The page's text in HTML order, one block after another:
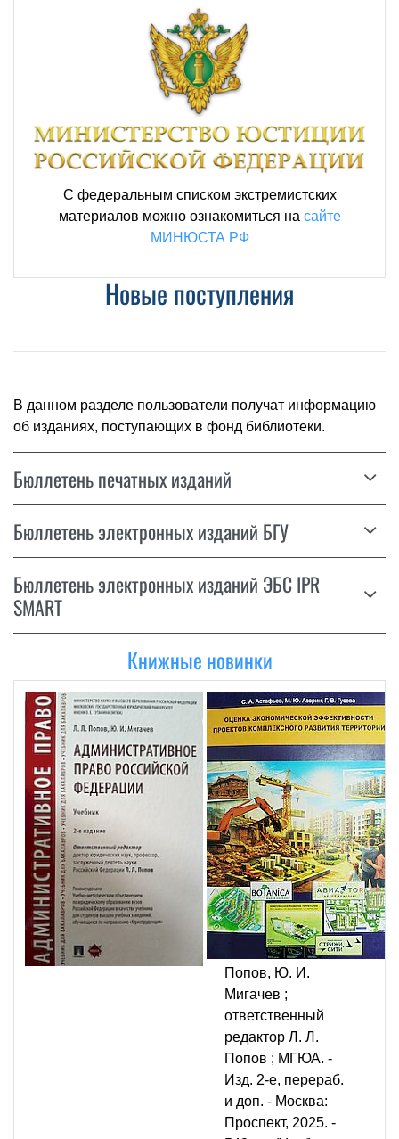
С федеральным списком экстремистских
материалов можно ознакомиться на сайте
МИНЮСТА РФ
Новые поступления
В данном разделе пользователи получат информацию
об изданиях, поступающих в фонд библиотеки.
Бюллетень печатных изданий
Бюллетень электронных изданий БГУ
Бюллетень электронных изданий ЭБС IPR
SMART
Книжные новинки
Л. Л. Попов
Административное
право Российской
Федерации:
учебник:
рекомендовано
Учебно-
методическим
объединением по
юридическому
образованию
вузов РФ / Л. Л.
Попов, Ю. И.
Мигачев ;
ответственный
редактор Л. Л.
Попов ; МГЮА. -
Изд. 2-е, перераб.
и доп. - Москва:
Проспект, 2025. -